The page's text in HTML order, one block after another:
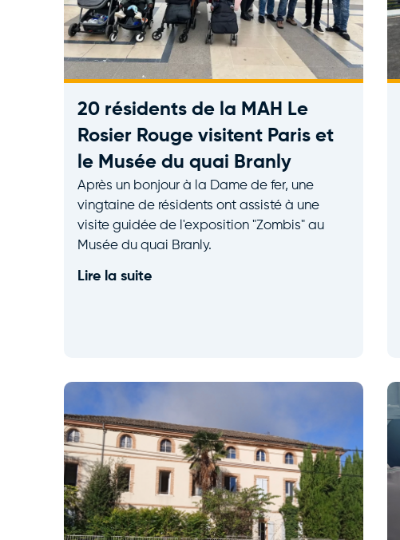
20 résidents de la MAH Le
Rosier Rouge visitent Paris et
le Musée du quai Branly
Après un bonjour à la Dame de fer, une
vingtaine de résidents ont assisté à une
visite guidée de l'exposition "Zombis" au
Musée du quai Branly.
Lire la suite